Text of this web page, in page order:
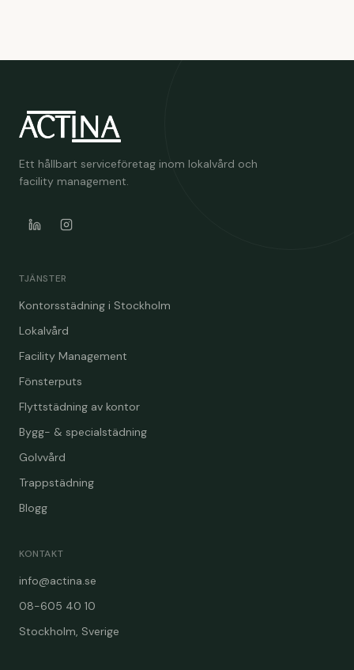
Ett hållbart serviceföretag inom lokalvård och
facility management.
TJÄNSTER
Kontorsstädning i Stockholm
Lokalvård
Facility Management
Fönsterputs
Flyttstädning av kontor
Bygg- & specialstädning
Golvvård
Trappstädning
Blogg
KONTAKT
info@actina.se
08-605 40 10
Stockholm, Sverige